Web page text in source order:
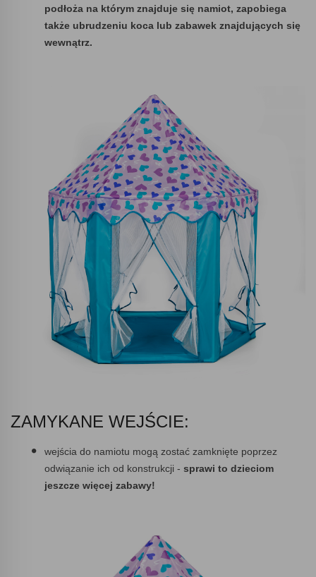
podłoża na którym znajduje się namiot, zapobiega
także ubrudzeniu koca lub zabawek znajdujących się
wewnątrz.
ZAMYKANE WEJŚCIE:
wejścia do namiotu mogą zostać zamknięte poprzez
odwiązanie ich od konstrukcji - sprawi to dzieciom
jeszcze więcej zabawy!